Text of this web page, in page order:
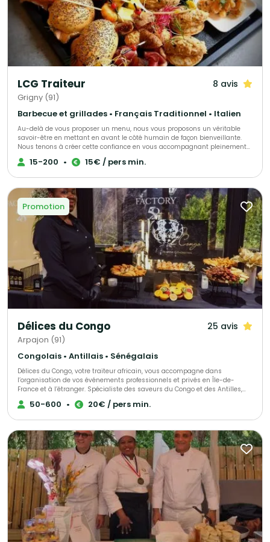
LCG Traiteur 8 avis
Grigny (91)
Barbecue et grillades • Français Traditionnel • Italien
Au-delà de vous proposer un menu, nous vous proposons un véritable
savoir-être en mettant en avant le côté humain de façon bienveillante.
Nous tenons à créer cette confiance en vous accompagnant pleinement
afin que vous puissiez être sereins le jour de réception. Il est
indispensable que vous vous sentiez écoutés et dirigés si nécessaire. Ces
15-200 • 15€ / pers min.
Promotion
Délices du Congo 25 avis
Arpajon (91)
Congolais • Antillais • Sénégalais
Délices du Congo, votre traiteur africain, vous accompagne dans
l’organisation de vos événements professionnels et privés en Île-de-
France et à l’étranger. Spécialiste des saveurs du Congo et des Antilles,
nous mettons également à l’honneur les délices culinaires de toute
l’Afrique. Notre objectif : faire de votre projet une réussite totale, en vous
directement à domicile. - L'animation d'ateliers culinaires, adaptés aux
amateurs comme aux experts. - Des services sur mesure dédiés aux
entreprises. Faites appel à Délices du Congo pour un voyage gustatif
inoubliable aux saveurs africaines.
50-600 • 20€ / pers min.